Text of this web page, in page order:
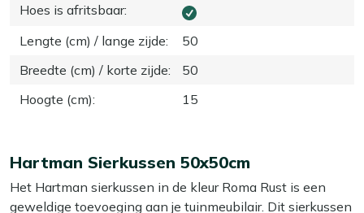
Hoes is afritsbaar:
Lengte (cm) / lange zijde:
50
Breedte (cm) / korte zijde:
50
Hoogte (cm): 15
Hartman Sierkussen 50x50cm
Het Hartman sierkussen in de kleur Roma Rust is een
geweldige toevoeging aan je tuinmeubilair. Dit sierkussen